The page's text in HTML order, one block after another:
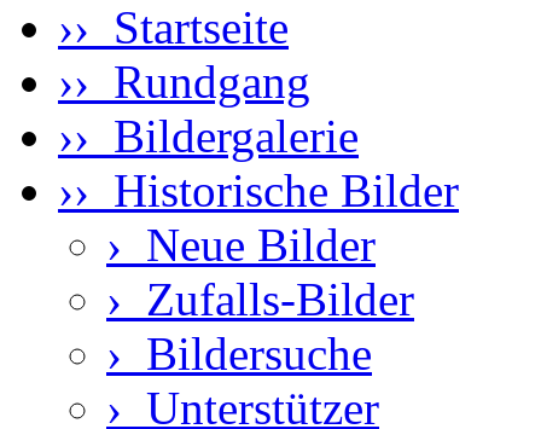
›› Startseite
›› Rundgang
›› Bildergalerie
›› Historische Bilder
› Neue Bilder
› Zufalls-Bilder
› Bildersuche
› Unterstützer